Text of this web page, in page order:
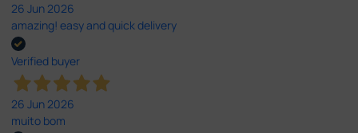
26 Jun 2026
amazing! easy and quick delivery
Verified buyer
26 Jun 2026
muito bom